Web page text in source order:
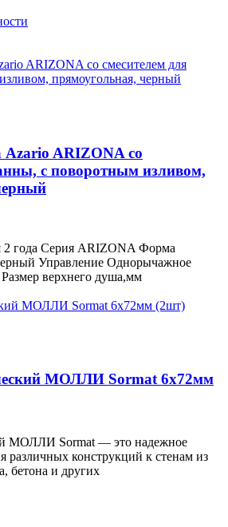
Azario ARIZONA со
с поворотным изливом,
2 года Серия ARIZONA Форма
Управление Однорычажное
верхнего душа,мм
МОЛЛИ Sormat 6х72мм
МОЛЛИ Sormat — это надежное
различных конструкций к стенам из
бетона и других